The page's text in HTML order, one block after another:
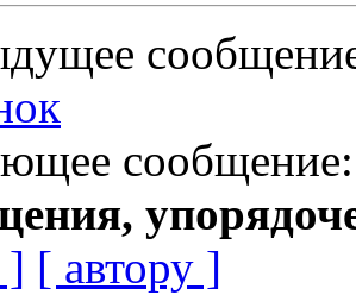
] [ автору ]